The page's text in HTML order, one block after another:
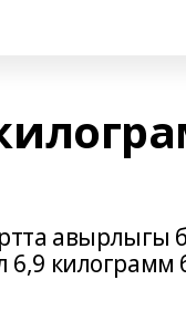
авырлыгы
6,9